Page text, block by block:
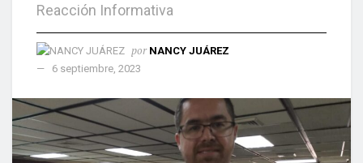
Reacción Informativa
por NANCY JUÁREZ
6 septiembre, 2023